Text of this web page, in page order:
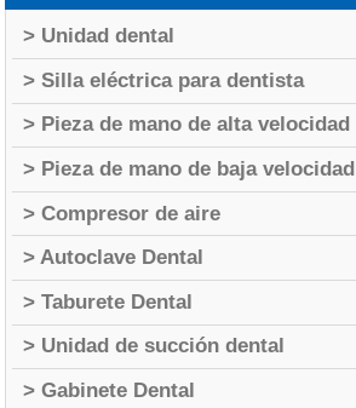
> Unidad dental
> Silla eléctrica para dentista
> Pieza de mano de alta velocidad
> Pieza de mano de baja velocidad
> Compresor de aire
> Autoclave Dental
> Taburete Dental
> Unidad de succión dental
> Gabinete Dental